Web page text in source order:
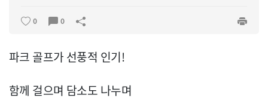
0 0
파크 골프가 선풍적 인기!
함께 걸으며 담소도 나누며